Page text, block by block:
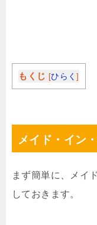
もくじ [ひらく]
メイド・イン
まず簡単に、メイ
しておきます。